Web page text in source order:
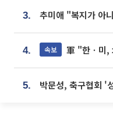
3.
4. 속보 軍 "한ㆍ미, 北
5.